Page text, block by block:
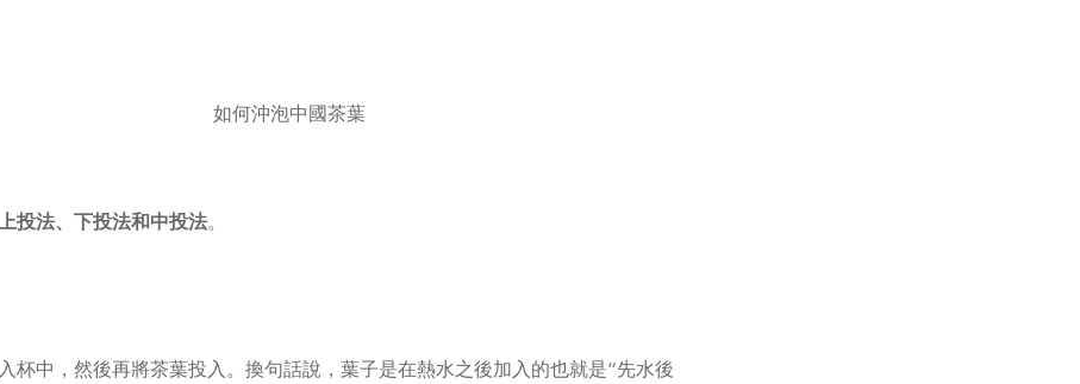
投法、 下投法和中投法。
杯中，然後再將茶葉投入。換句話說，葉子是在熱水之後加入的也就是“先水後